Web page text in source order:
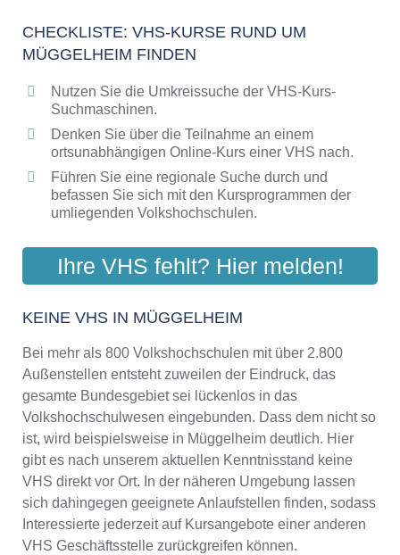
CHECKLISTE: VHS-KURSE RUND UM
MÜGGELHEIM FINDEN
Nutzen Sie die Umkreissuche der VHS-Kurs-
Suchmaschinen.
Denken Sie über die Teilnahme an einem
ortsunabhängigen Online-Kurs einer VHS nach.
Führen Sie eine regionale Suche durch und
befassen Sie sich mit den Kursprogrammen der
umliegenden Volkshochschulen.
Ihre VHS fehlt? Hier melden!
KEINE VHS IN MÜGGELHEIM
Bei mehr als 800 Volkshochschulen mit über 2.800
Außenstellen entsteht zuweilen der Eindruck, das
gesamte Bundesgebiet sei lückenlos in das
Volkshochschulwesen eingebunden. Dass dem nicht so
ist, wird beispielsweise in Müggelheim deutlich. Hier
gibt es nach unserem aktuellen Kenntnisstand keine
VHS direkt vor Ort. In der näheren Umgebung lassen
sich dahingegen geeignete Anlaufstellen finden, sodass
Interessierte jederzeit auf Kursangebote einer anderen
VHS Geschäftsstelle zurückgreifen können.